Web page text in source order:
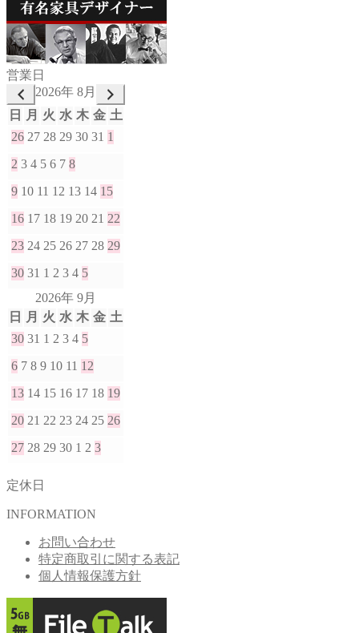
営業日
2026年 8月
日
月 火 水 木 金 土
26 27 28 29 30 31 1
2 3 4 5 6 7 8
9 10 11 12 13 14 15
16 17 18 19 20 21 22
23 24 25 26 27 28 29
30 31 1 2 3 4 5
2026年 9月
日
月 火 水 木 金 土
30 31 1 2 3 4 5
6 7 8 9 10 11 12
13 14 15 16 17 18 19
20 21 22 23 24 25 26
27 28 29 30 1 2 3
定休日
INFORMATION
お問い合わせ
特定商取引に関する表記
個人情報保護方針